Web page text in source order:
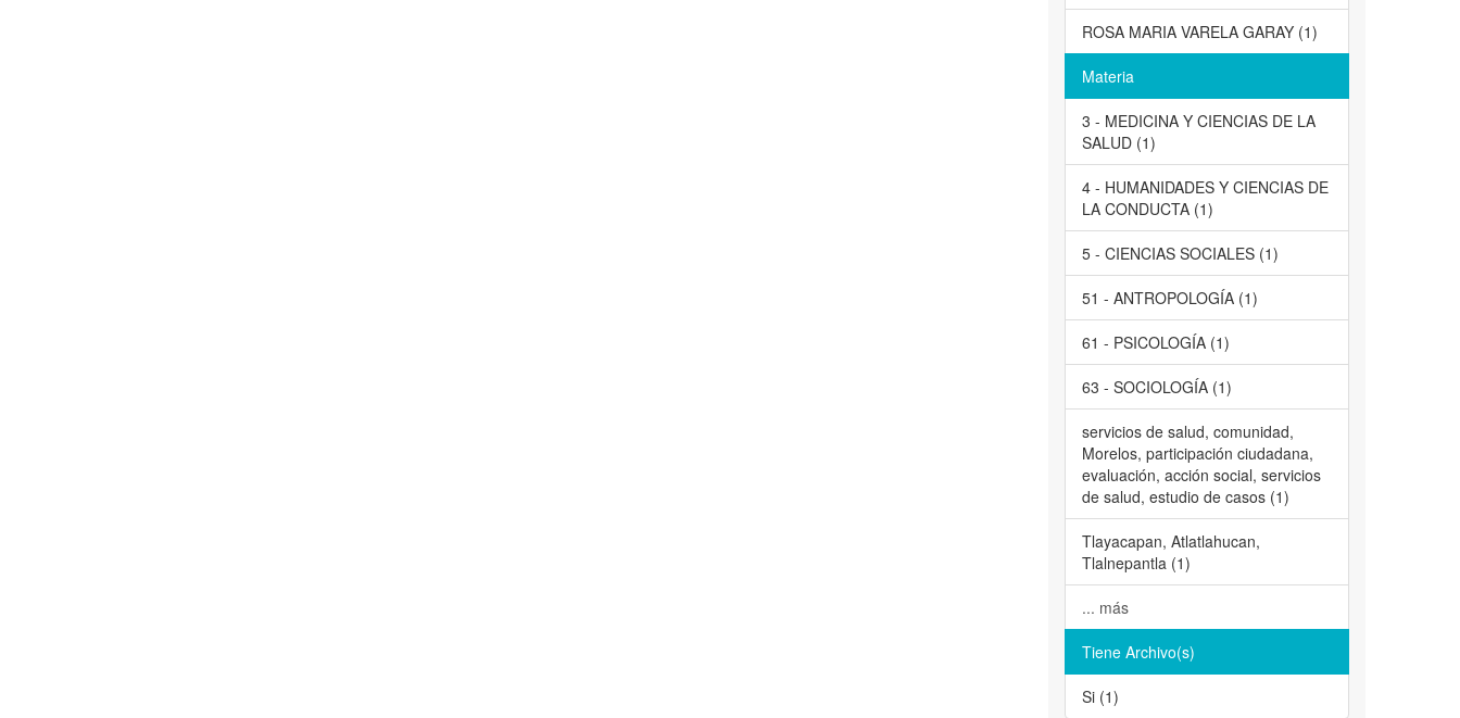
ROSA MARIA VARELA GARAY (1)
Materia
3 - MEDICINA Y CIENCIAS DE LA
SALUD (1)
4 - HUMANIDADES Y CIENCIAS DE
LA CONDUCTA (1)
5 - CIENCIAS SOCIALES (1)
51 - ANTROPOLOGÍA (1)
61 - PSICOLOGÍA (1)
63 - SOCIOLOGÍA (1)
servicios de salud, comunidad,
Morelos, participación ciudadana,
evaluación, acción social, servicios
de salud, estudio de casos (1)
Tlayacapan, Atlatlahucan,
Tlalnepantla (1)
... más
Tiene Archivo(s)
Si (1)